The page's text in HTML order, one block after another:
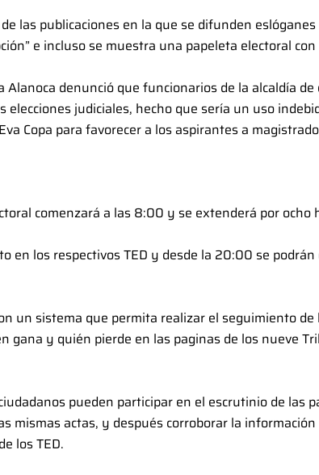
las publicaciones en la que se difunden eslóganes
e incluso se muestra una papeleta electoral con
denunció que funcionarios de la alcaldía
elecciones judiciales, hecho que sería un uso
Copa para favorecer a los aspirantes a
comenzará a las 8:00 y se extenderá por ocho
en los respectivos TED y desde la 20:00 se podrán
un sistema que permita realizar el seguimiento
gana y quién pierde en las paginas de los nueve
pueden participar en el escrutinio de las
mismas actas, y después corroborar la
los TED.